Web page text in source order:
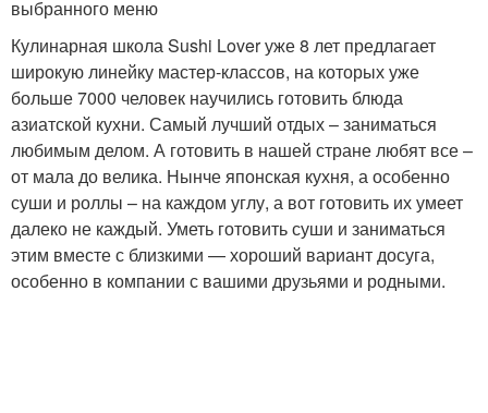
выбранного меню
Кулинарная школа Sushi Lover уже 8 лет предлагает
широкую линейку мастер-классов, на которых уже
больше 7000 человек научились готовить блюда
азиатской кухни. Самый лучший отдых – заниматься
любимым делом. А готовить в нашей стране любят все –
от мала до велика. Нынче японская кухня, а особенно
суши и роллы – на каждом углу, а вот готовить их умеет
далеко не каждый. Уметь готовить суши и заниматься
этим вместе с близкими — хороший вариант досуга,
особенно в компании с вашими друзьями и родными.